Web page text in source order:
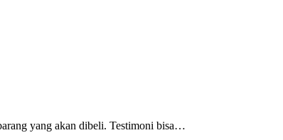
yang akan dibeli. Testimoni bisa…